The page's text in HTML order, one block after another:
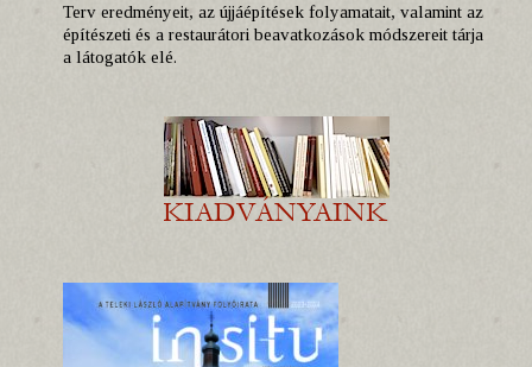
Terv eredményeit, az újjáépítések folyamatait, valamint az
építészeti és a restaurátori beavatkozások módszereit tárja
a látogatók elé.